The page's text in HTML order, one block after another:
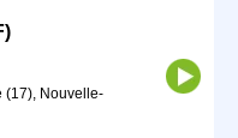
(17), Nouvelle-